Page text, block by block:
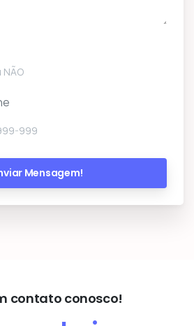
contato conosco!